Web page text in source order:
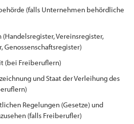
(falls Unternehmen behördliche
Vereinsregister,
Genossenschaftsregister)
(bei Freiberuflern)
und Staat der Verleihung des
Regelungen (Gesetze) und
(falls Freiberufler)